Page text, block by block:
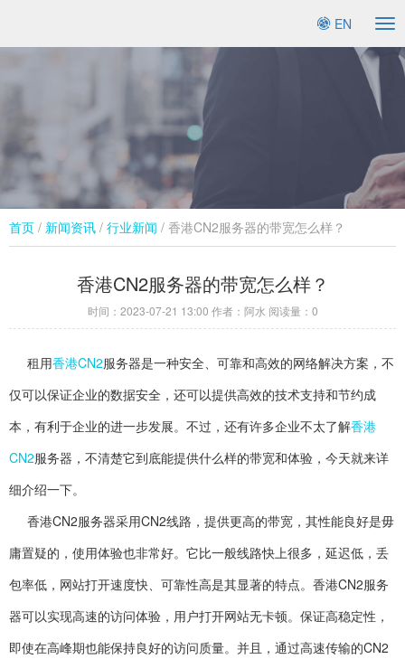
EN
首页 / 新闻资讯 / 行业新闻​ / 香港CN2服务器的带宽怎么样？
香港CN2服务器的带宽怎么样？
时间： 2023-07-21 13:00 作者：阿水 阅读量： 0
租用香港CN2服务器是一种安全、可靠和高效的网络解决方案，不
仅可以保证企业的数据安全，还可以提供高效的技术支持和节约成
本，有利于企业的进一步发展。不过，还有许多企业不太了解香港
CN2服务器，不清楚它到底能提供什么样的带宽和体验，今天就来详
细介绍一下。
香港CN2服务器采用CN2线路，提供更高的带宽，其性能良好是毋
庸置疑的，使用体验也非常好。它比一般线路快上很多，延迟低，丢
包率低，网站打开速度快、可靠性高是其显著的特点。香港CN2服务
器可以实现高速的访问体验，用户打开网站无卡顿。保证高稳定性，
即使在高峰期也能保持良好的访问质量。并且，通过高速传输的CN2